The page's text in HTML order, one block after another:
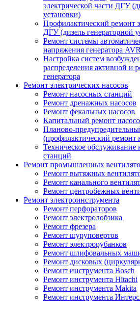
электрической части ДГУ
установки)
Профилактический ремонт
ДГУ (дизель генераторной
Ремонт системы
напряжения генератора AVR
Настройка систем
распределения активной и
генератора
Ремонт электрических насосов
Ремонт насосных станций
Ремонт дренажных насосов
Ремонт фекальных насосов
Капитальный ремонт
Планово-
(профилактический ремонт
Техническое обслуживание
станций
Ремонт промышленных
Ремонт вытяжных
Ремонт канального
Ремонт центробежных
Ремонт электроинструмента
Ремонт перфораторов
Ремонт электролобзика
Ремонт фрезера
Ремонт шуруповертов
Ремонт электрорубанков
Ремонт шлифовальных
Ремонт дисковых
Ремонт инструмента Bosch
Ремонт инструмента Hitachi
Ремонт инструмента Makita
Ремонт инструмента